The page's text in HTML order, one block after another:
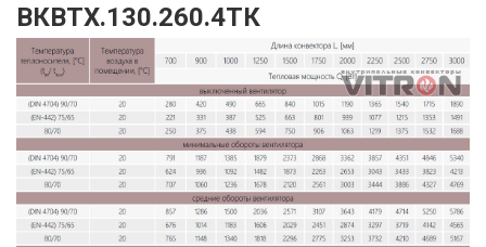
ВКВТХ.130.260.4ТК